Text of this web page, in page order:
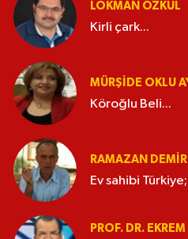
LOKMAN ÖZKUL
Kirli çark...
MÜRŞIDE OKLU
Köroğlu Beli...
RAMAZAN DEMİR
Ev sahibi
PROF. DR.